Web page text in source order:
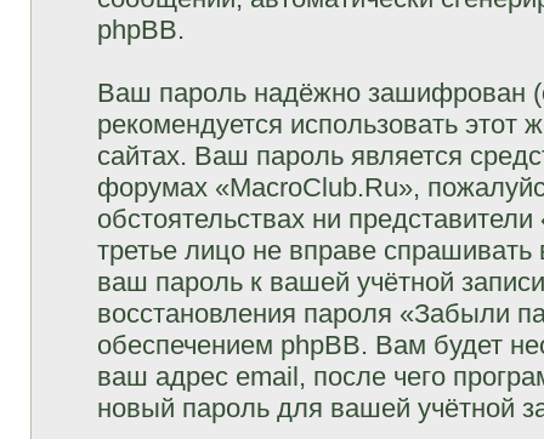
phpBB.
Ваш пароль надёжно зашифрован
рекомендуется использовать этот
сайтах. Ваш пароль является
форумах «MacroClub.Ru»,
обстоятельствах ни
третье лицо не вправе
ваш пароль к вашей учётной
восстановления пароля «Забыли
обеспечением phpBB. Вам будет
ваш адрес email, после чего
новый пароль для вашей учётной